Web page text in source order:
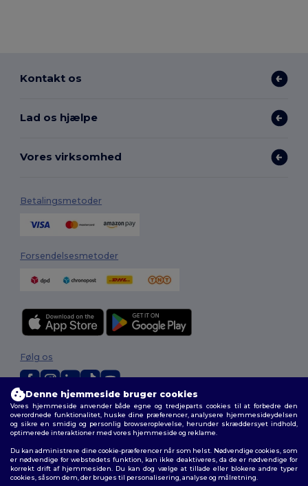
Kontakt os
Lad os hjælpe
Vores virksomhed
Betalingsmetoder
Forsendelsesmetoder
2026. Alle rettigheder forbeholdes
Vilkår og Betingelser|Tilpasset politik|Fortrolighedspolitik|Politik for
cookies|Sitemap
Følg os
Denne hjemmeside bruger cookies
Vores hjemmeside anvender både egne og tredjeparts cookies til at forbedre den
overordnede funktionalitet, huske dine præferencer, analysere hjemmesideydelsen
og sikre en smidig og personlig browseroplevelse, herunder skræddersyet indhold,
optimerede interaktioner med vores hjemmeside og reklame.
Du kan administrere dine cookie-præferencer når som helst. Nødvendige cookies, som
er nødvendige for webstedets funktion, kan ikke deaktiveres, da de er nødvendige for
korrekt drift af hjemmesiden. Du kan dog vælge at tillade eller blokere andre typer
cookies, såsom dem, der bruges til personalisering, analyse og målretning.